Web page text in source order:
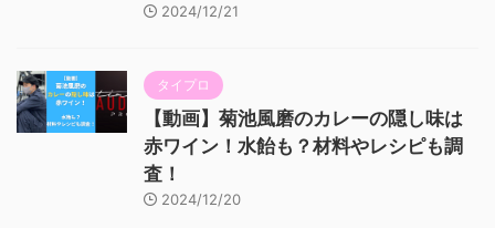
2024/12/21
タイプロ
【動画】菊池風磨のカレーの隠し味は
赤ワイン！水飴も？材料やレシピも調
査！
2024/12/20